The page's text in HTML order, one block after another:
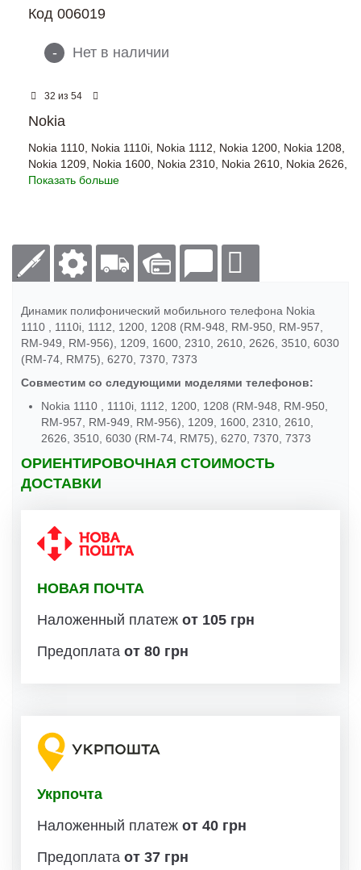
Код 006019
- Нет в наличии
32 из 54
Nokia
Nokia 1110 Nokia 1110i Nokia 1112 Nokia 1200 Nokia 1208
Nokia 1209 Nokia 1600 Nokia 2310 Nokia 2610 Nokia 2626
Показать больше
Динамик полифонический мобильного телефона Nokia
1110 , 1110i, 1112, 1200, 1208 (RM-948, RM-950, RM-957,
RM-949, RM-956), 1209, 1600, 2310, 2610, 2626, 3510, 6030
(RM-74, RM75), 6270, 7370, 7373
Совместим со следующими моделями телефонов:
Nokia 1110 , 1110i, 1112, 1200, 1208 (RM-948, RM-950,
RM-957, RM-949, RM-956), 1209, 1600, 2310, 2610,
2626, 3510, 6030 (RM-74, RM75), 6270, 7370, 7373
ОРИЕНТИРОВОЧНАЯ СТОИМОСТЬ
ДОСТАВКИ
НОВАЯ ПОЧТА
Наложенный платеж от 105 грн
Предоплата от 80 грн
Укрпочта
Наложенный платеж от 40 грн
Предоплата от 37 грн